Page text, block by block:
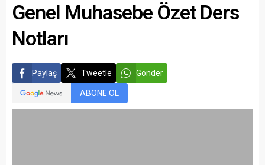
Genel Muhasebe Özet Ders
Notları
Paylaş Tweetle Gönder
ABONE OL